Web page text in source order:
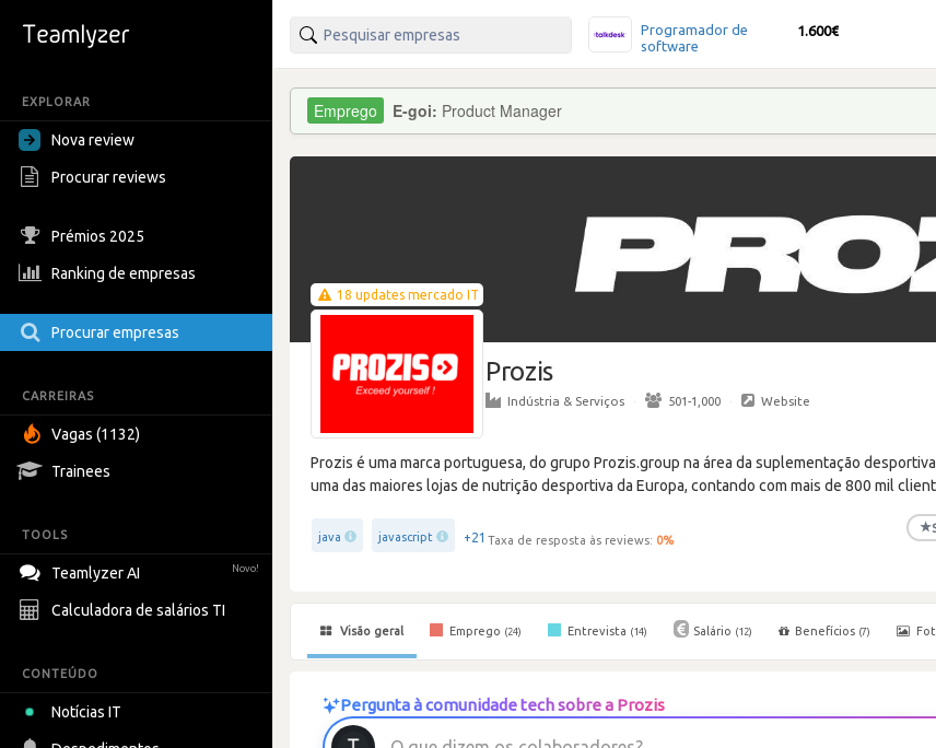
EXPLORAR
Nova review
Procurar reviews
Prémios 2025
Ranking de empresas
Procurar empresas
CARREIRAS
Vagas (1132)
Trainees
TOOLS
Teamlyzer AI Novo!
Calculadora de salários TI
CONTEÚDO
Notícias IT
Programador de
software
1.600€
E-goi: Product Manager
18 updates mercado IT
Prozis
Indústria & Serviços · 501-1,000 · Website
Prozis é uma marca portuguesa, do grupo Prozis.group na área da suplementação
uma das maiores lojas de nutrição desportiva da Europa, contando com mais de 800 mil
java javascript +21 Taxa de resposta às reviews: 0%
★
Visão geral Emprego (24) Entrevista (14) Salário (12) Benefícios (7)
Pergunta à comunidade tech sobre a Prozis